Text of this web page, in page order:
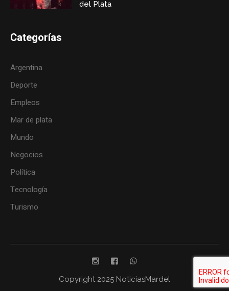
del Plata
Categorías
Argentina
Deporte
Empleos
Mar de plata
Mundo
Negocios
Política
Tecnología
Turismo
Copyright 2025 NoticiasMardel